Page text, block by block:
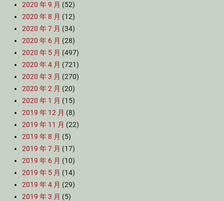
2020 年 9 月 (52)
2020 年 8 月 (12)
2020 年 7 月 (34)
2020 年 6 月 (28)
2020 年 5 月 (497)
2020 年 4 月 (721)
2020 年 3 月 (270)
2020 年 2 月 (20)
2020 年 1 月 (15)
2019 年 12 月 (8)
2019 年 11 月 (22)
2019 年 8 月 (5)
2019 年 7 月 (17)
2019 年 6 月 (10)
2019 年 5 月 (14)
2019 年 4 月 (29)
2019 年 3 月 (5)